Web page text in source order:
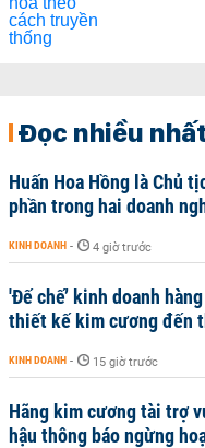
Đọc nhiều
Huấn Hoa Hồng là Chủ
phần trong hai doanh
KINH DOANH - 4 giờ trước
'Đế chế’ kinh doanh
thiết kế kim cương đến
KINH DOANH - 15 giờ trước
Hãng kim cương tài trợ
hậu thông báo ngừng